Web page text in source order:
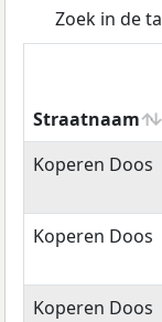
Zoek in de
Straatnaam
Straatnaam
Koperen Doos
Koperen Doos
Koperen Doos